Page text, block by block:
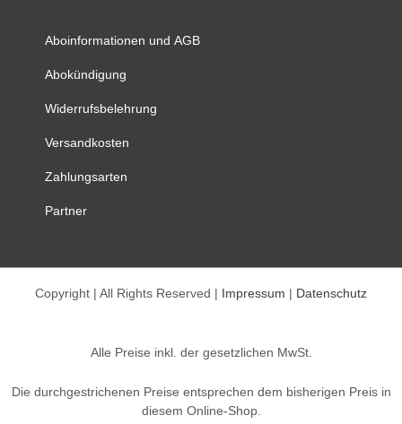
können
der
werden
Aboinformationen und AGB
Abokündigung
Widerrufsbelehrung
Versandkosten
Zahlungsarten
Partner
Copyright | All Rights Reserved | Impressum | Datenschutz
Alle Preise inkl. der gesetzlichen MwSt.
Die durchgestrichenen Preise entsprechen dem bisherigen Preis in
diesem Online-Shop.